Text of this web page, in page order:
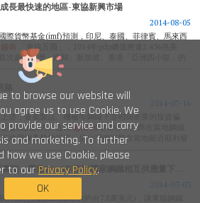
to browse our website will
agree us to use Cookie. We
provide our service and carry
and marketing. To further
how we use Cookie, please
to our Privacy Policy.
OK
長最快速的地區-東協新興市場
2014-08-05
際貨幣基金(imf)預測，印尼、泰國、菲律賓、馬來西
「東協五國」，2014年gdp總值將達2.436兆美
首次超越台灣、南韓、新加坡、香港「亞洲四小龍」的
兆美元...
2014-07-16
游，金屬製品、機械等鋼鐵下游相關產業的投資偏
發展的助力。近日越南排華事件，台商在當地鋼鐵
游用鋼產業的投資，是台灣鋼鐵業在當地能否順利發
2014-07-03
究所已撥款25萬馬幣(約合7.8萬美元)，讓東協鋼鐵